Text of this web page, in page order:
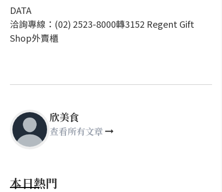
DATA
洽詢專線：(02) 2523-8000轉3152 Regent Gift
Shop外賣櫃
欣美食
查看所有文章
本日熱門